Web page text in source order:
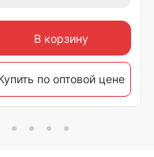
В корзину
по оптовой цене